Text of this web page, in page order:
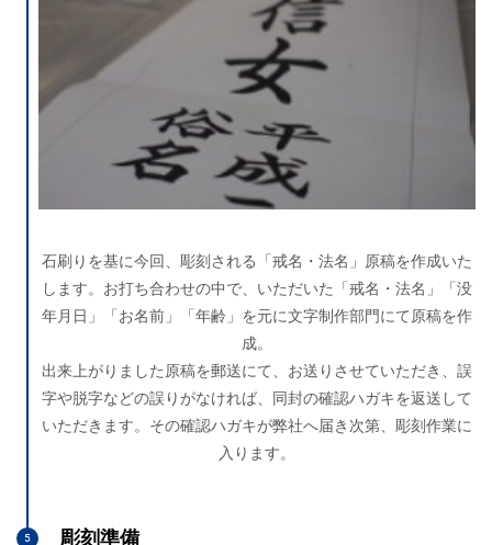
石刷りを基に今回、彫刻される「戒名・法名」原稿を作成いた
します。お打ち合わせの中で、いただいた「戒名・法名」「没
年月日」「お名前」「年齢」を元に文字制作部門にて原稿を作
成。
出来上がりました原稿を郵送にて、お送りさせていただき、誤
字や脱字などの誤りがなければ、同封の確認ハガキを返送して
いただきます。その確認ハガキが弊社へ届き次第、彫刻作業に
入ります。
彫刻準備